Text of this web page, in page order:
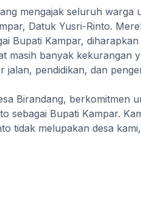
mengajak seluruh warga
Datuk Yusri-Rinto.
Bupati Kampar,
masih banyak kekurangan
pendidikan, dan
Birandang, berkomitmen
sebagai Bupati Kampar.
tidak melupakan desa